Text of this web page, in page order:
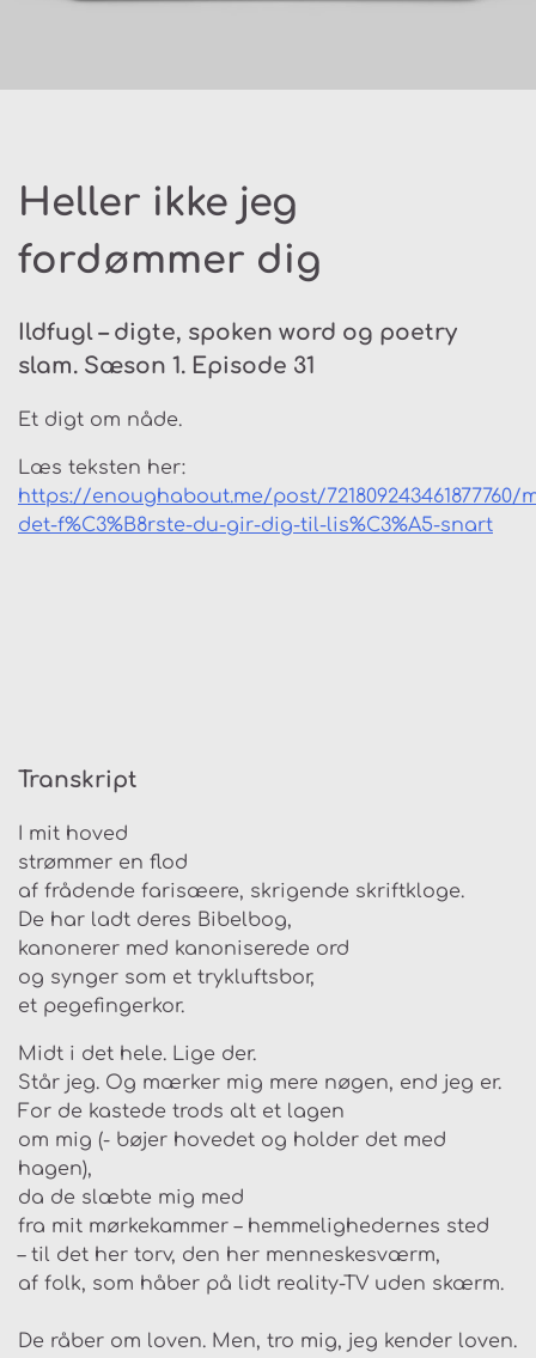
Heller ikke jeg
fordømmer dig
Ildfugl – digte, spoken word og poetry
slam. Sæson 1. Episode 31
Et digt om nåde.
Læs teksten her:
https://enoughabout.me/post/721809243461877760/
det-f%C3%B8rste-du-gir-dig-til-lis%C3%A5-snart
Transkript
I mit hoved
strømmer en flod
af frådende farisæere, skrigende skriftkloge.
De har ladt deres Bibelbog,
kanonerer med kanoniserede ord
og synger som et trykluftsbor,
et pegefingerkor.
Midt i det hele. Lige der.
Står jeg. Og mærker mig mere nøgen, end jeg er.
For de kastede trods alt et lagen
om mig (- bøjer hovedet og holder det med
hagen),
da de slæbte mig med
fra mit mørkekammer – hemmelighedernes sted
– til det her torv, den her menneskesværm,
af folk, som håber på lidt reality-TV uden skærm.
De råber om loven. Men, tro mig, jeg kender loven.